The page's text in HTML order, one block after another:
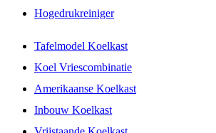
Hogedrukreiniger
Tafelmodel Koelkast
Koel Vriescombinatie
Amerikaanse Koelkast
Inbouw Koelkast